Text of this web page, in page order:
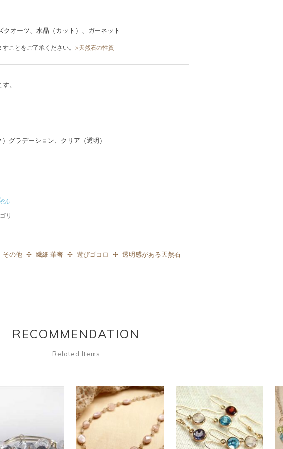
クオーツ、水晶（カット）、ガーネット
ことをご了承ください。 >天然石の性質
。
グラデーション、クリア（透明）
リ
その他 繊細 華奢 遊びゴコロ 透明感がある天然石
RECOMMENDATION
Related Items